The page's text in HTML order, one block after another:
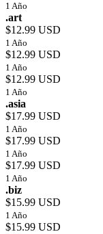
1 Año
.art
$12.99 USD
1 Año
$12.99 USD
1 Año
$12.99 USD
1 Año
.asia
$17.99 USD
1 Año
$17.99 USD
1 Año
$17.99 USD
1 Año
.biz
$15.99 USD
1 Año
$15.99 USD